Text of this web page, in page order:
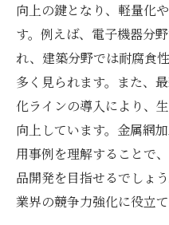
向上の鍵となり、軽量化
す。例えば、電子機器分
れ、建築分野では耐腐食
多く見られます。また、
化ラインの導入により、
向上しています。金属網
用事例を理解することで
品開発を目指せるでしょ
業界の競争力強化に役立